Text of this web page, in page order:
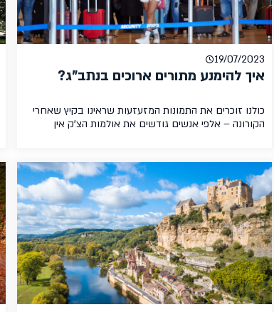
19/07/2023
איך להימנע מתורים ארוכים בנתב"ג?
כולנו זוכרים את התמונות המזעזעות שראינו בקיץ שאחרי
הקורונה – אלפי אנשים גודשים את אולמות הצ'ק אין
התעופה הזרות, צפויים לחזור לנתב"ג גם התורים. רוצים
לדעת איך תוכלו להימנע מעמידה ממושכת בתורים בנתב"ג?
הישארו עמנו! לפני שנתחיל בכתבה, […]